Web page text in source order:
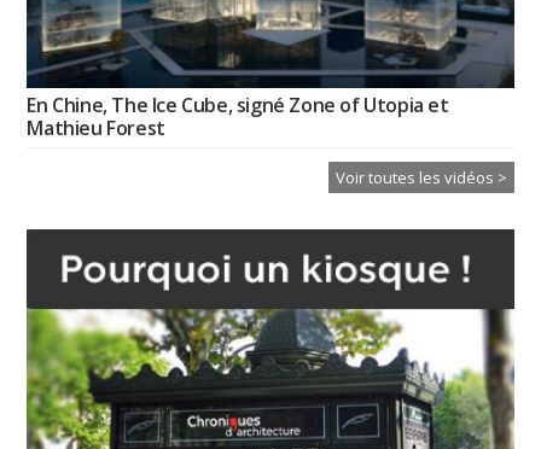
En Chine, The Ice Cube, signé Zone of Utopia et
Mathieu Forest
Voir toutes les vidéos >